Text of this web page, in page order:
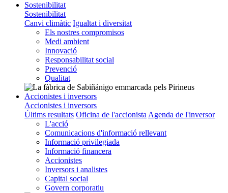
Sostenibilitat
Sostenibilitat
Canvi climàtic Igualtat i diversitat
Els nostres compromisos
Medi ambient
Innovació
Responsabilitat social
Prevenció
Qualitat
Accionistes i inversors
Accionistes i inversors
Últims resultats Oficina de l'accionista Agenda de l'inversor
L'acció
Comunicacions d'informació rellevant
Informació privilegiada
Informació financera
Accionistes
Inversors i analistes
Capital social
Govern corporatiu